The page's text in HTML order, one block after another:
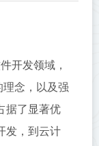
开发领域，
理念，以及强
据了显著优
发，到云计